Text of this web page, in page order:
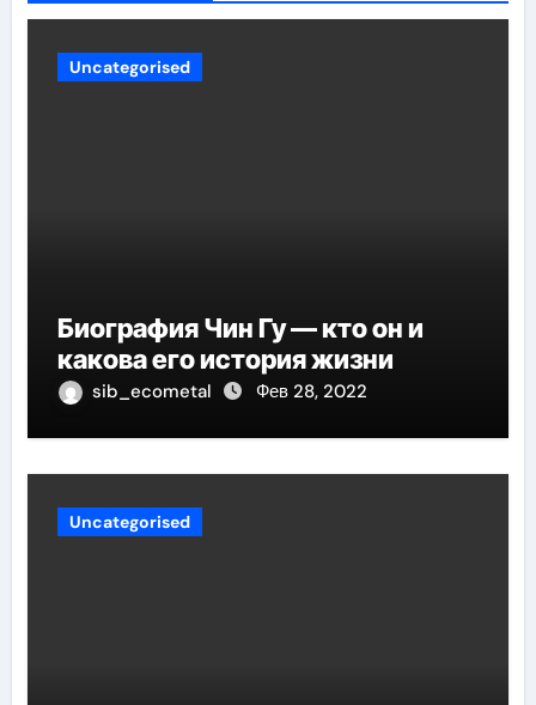
Uncategorised
Биография Чин Гу — кто он и
какова его история жизни
sib_ecometal Фев 28, 2022
Uncategorised